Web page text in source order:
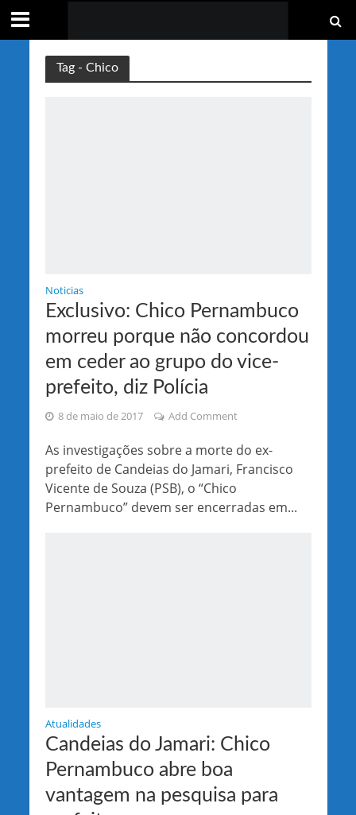
Tag - Chico
Noticias
Exclusivo: Chico Pernambuco
morreu porque não concordou
em ceder ao grupo do vice-
prefeito, diz Polícia
8 de maio de 2017 Add Comment
As investigações sobre a morte do ex-
prefeito de Candeias do Jamari, Francisco
Vicente de Souza (PSB), o “Chico
Pernambuco” devem ser encerradas em...
Atualidades
Candeias do Jamari: Chico
Pernambuco abre boa
vantagem na pesquisa para